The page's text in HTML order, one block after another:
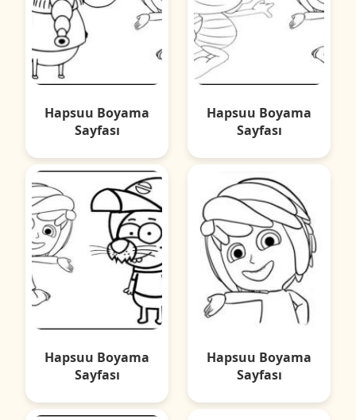
Hapsuu Boyama
Sayfası
Hapsuu Boyama
Sayfası
Hapsuu Boyama
Sayfası
Hapsuu Boyama
Sayfası